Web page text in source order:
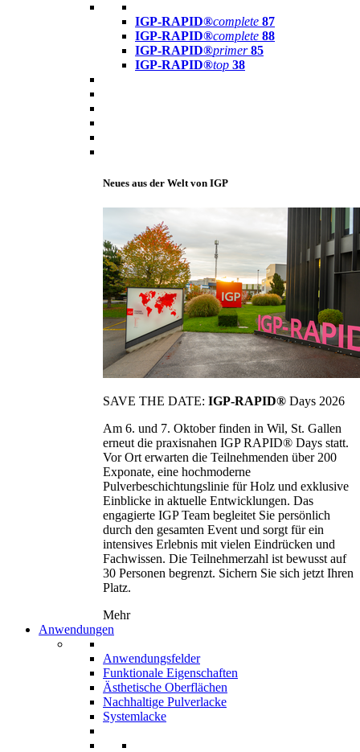
IGP-RAPID®complete 87
IGP-RAPID®complete 88
IGP-RAPID®primer 85
IGP-RAPID®top 38
Neues aus der Welt von IGP
SAVE THE DATE: IGP-RAPID® Days 2026
Am 6. und 7. Oktober finden in Wil, St. Gallen
erneut die praxisnahen IGP RAPID® Days statt.
Vor Ort erwarten die Teilnehmenden über 200
Exponate, eine hochmoderne
Pulverbeschichtungslinie für Holz und exklusive
Einblicke in aktuelle Entwicklungen. Das
engagierte IGP Team begleitet Sie persönlich
durch den gesamten Event und sorgt für ein
intensives Erlebnis mit vielen Eindrücken und
Fachwissen. Die Teilnehmerzahl ist bewusst auf
30 Personen begrenzt. Sichern Sie sich jetzt Ihren
Platz.
Mehr
Anwendungen
Anwendungsfelder
Funktionale Eigenschaften
Ästhetische Oberflächen
Nachhaltige Pulverlacke
Systemlacke